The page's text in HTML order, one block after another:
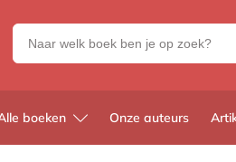
Zoeken
naar
en
uitgevers
boeken Onze auteurs